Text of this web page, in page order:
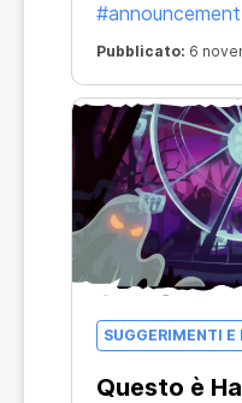
#announcement
Pubblicato: 6
SUGGERIMENTI E
Questo è